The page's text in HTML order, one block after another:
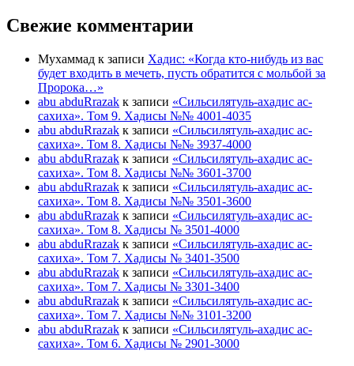
Свежие комментарии
Мухаммад к записи Хадис: «Когда кто-нибудь из вас
будет входить в мечеть, пусть обратится с мольбой за
Пророка…»
abu abduRrazak к записи «Сильсилятуль-ахадис ас-
сахиха». Том 9. Хадисы №№ 4001-4035
abu abduRrazak к записи «Сильсилятуль-ахадис ас-
сахиха». Том 8. Хадисы №№ 3937-4000
abu abduRrazak к записи «Сильсилятуль-ахадис ас-
сахиха». Том 8. Хадисы №№ 3601-3700
abu abduRrazak к записи «Сильсилятуль-ахадис ас-
сахиха». Том 8. Хадисы №№ 3501-3600
abu abduRrazak к записи «Сильсилятуль-ахадис ас-
сахиха». Том 8. Хадисы № 3501-4000
abu abduRrazak к записи «Сильсилятуль-ахадис ас-
сахиха». Том 7. Хадисы № 3401-3500
abu abduRrazak к записи «Сильсилятуль-ахадис ас-
сахиха». Том 7. Хадисы № 3301-3400
abu abduRrazak к записи «Сильсилятуль-ахадис ас-
сахиха». Том 7. Хадисы №№ 3101-3200
abu abduRrazak к записи «Сильсилятуль-ахадис ас-
сахиха». Том 6. Хадисы № 2901-3000